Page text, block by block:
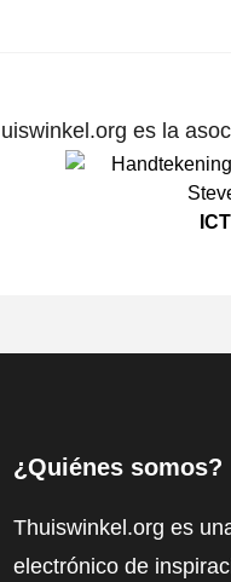
es la
¿Quiénes somos?
Thuiswinkel.org es
electrónico de